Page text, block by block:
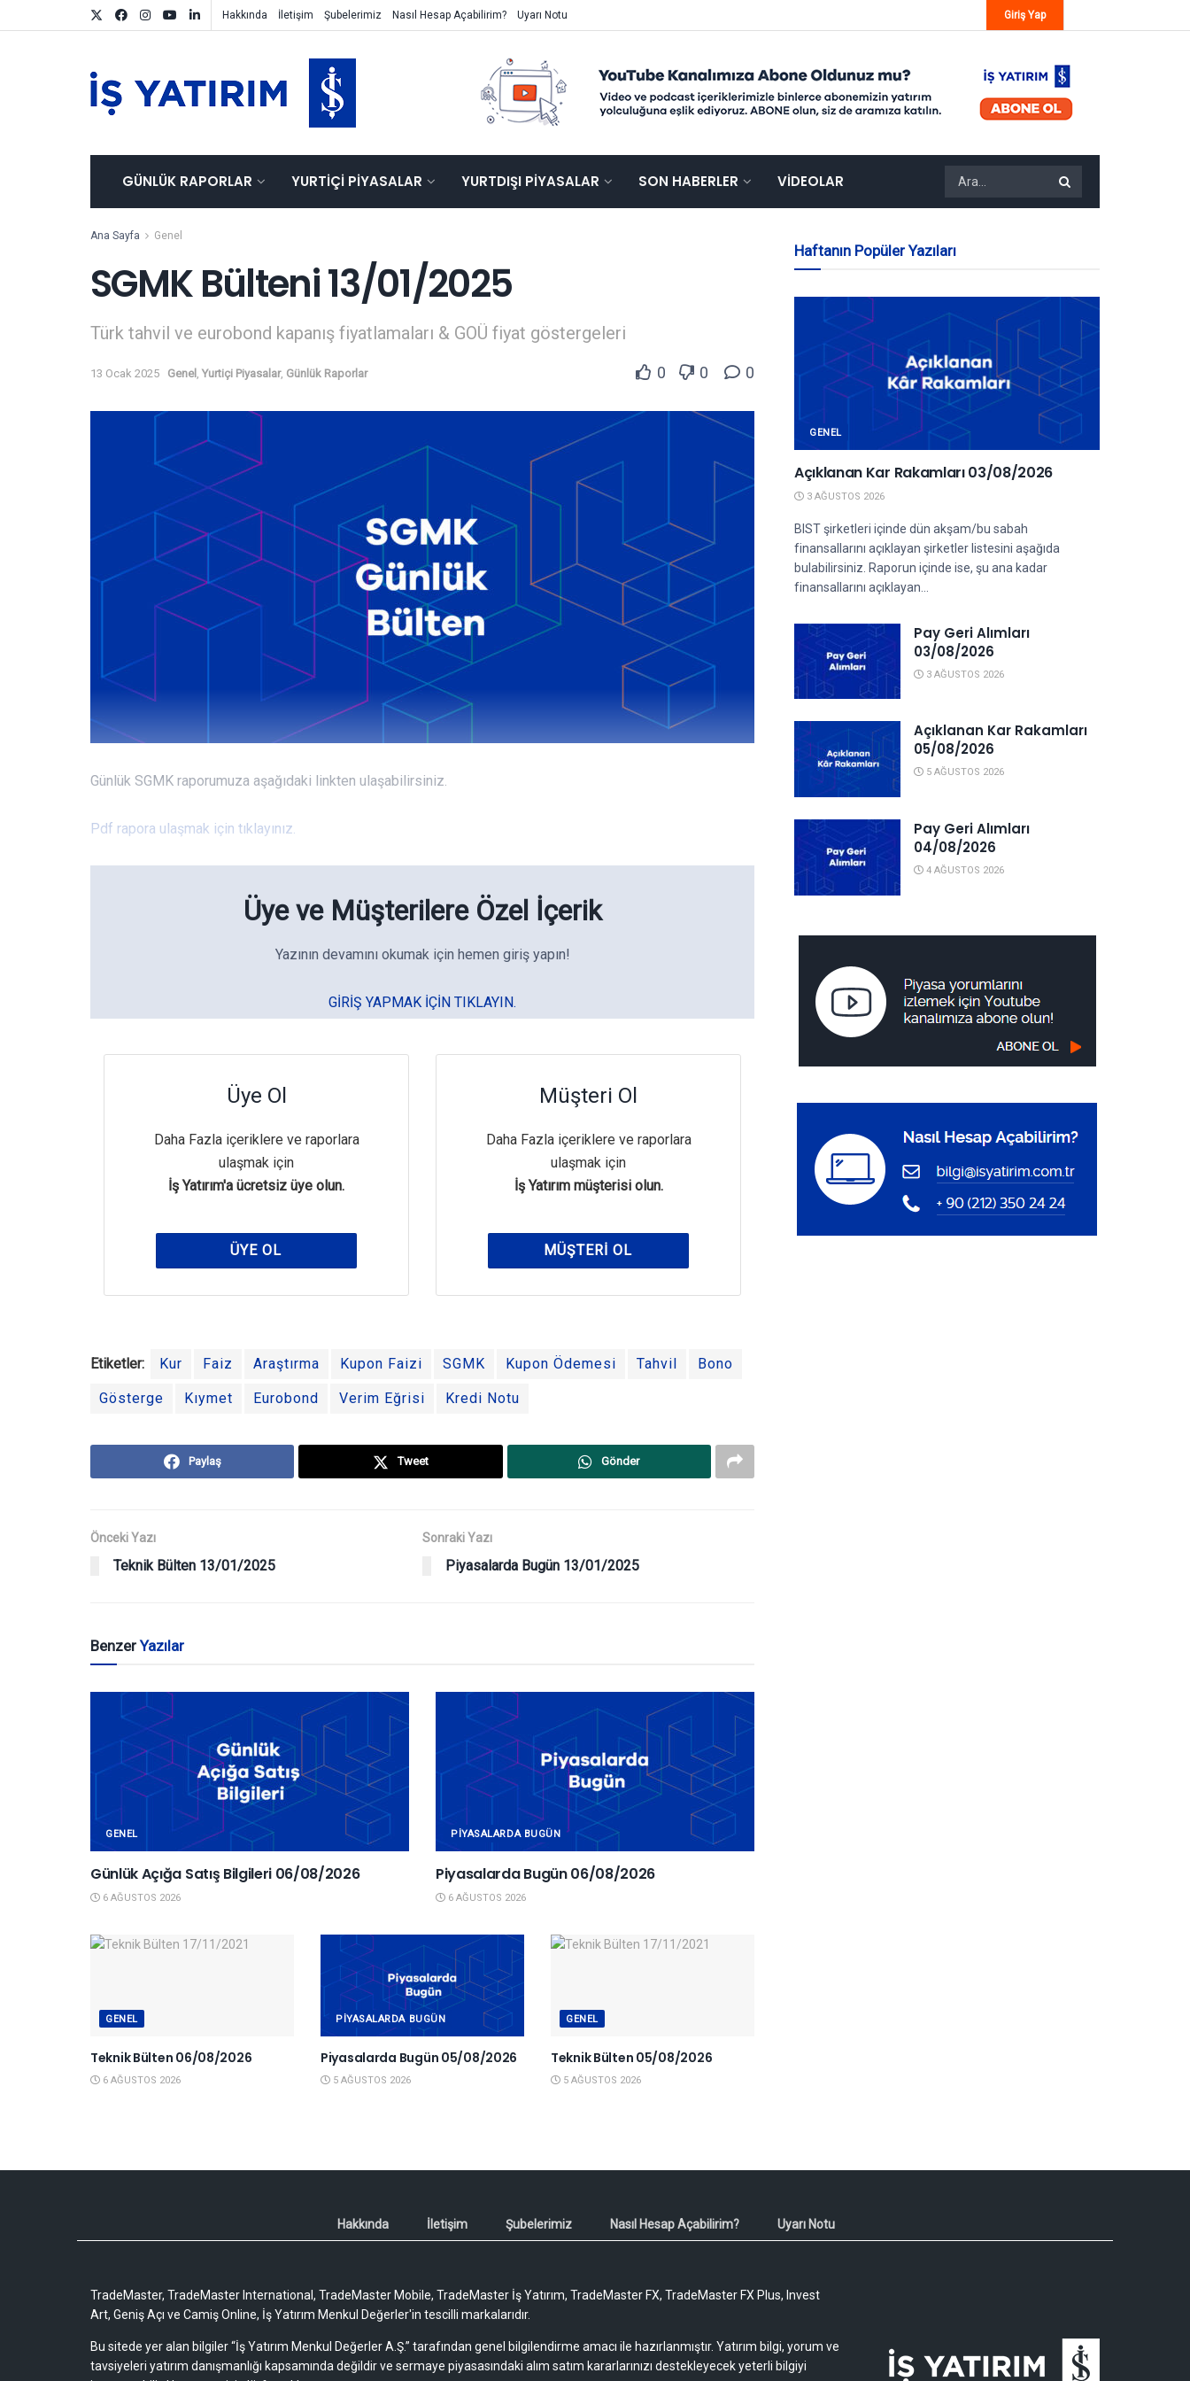
Hakkında İletişim Şubelerimiz Nasıl Hesap Açabilirim? Uyarı Notu Giriş Yap
GÜNLÜK RAPORLAR YURTIÇI PIYASALAR YURTDIŞI PIYASALAR SON HABERLER VIDEOLAR
Ana Sayfa Genel
SGMK Bülteni 13/01/2025
Türk tahvil ve eurobond kapanış fiyatlamaları & GOÜ fiyat göstergeleri
13 Ocak 2025 Genel Yurtiçi Piyasalar, Günlük Raporlar 0 0 0
Günlük SGMK raporumuza aşağıdaki linkten ulaşabilirsiniz.
Pdf rapora ulaşmak için tıklayınız.
Üye ve Müşterilere Özel İçerik
Yazının devamını okumak için hemen giriş yapın!
GIRIŞ YAPMAK IÇIN TIKLAYIN.
Üye Ol
Daha Fazla içeriklere ve raporlara
ulaşmak için
İş Yatırım'a ücretsiz üye olun.
ÜYE OL
Müşteri Ol
Daha Fazla içeriklere ve raporlara
ulaşmak için
İş Yatırım müşterisi olun.
MÜŞTERI OL
Etiketler: Kur Faiz Araştırma Kupon Faizi SGMK Kupon Ödemesi Tahvil Bono
Gösterge Kıymet Eurobond Verim Eğrisi Kredi Notu
Paylaş Tweet Gönder
Önceki Yazı
Teknik Bülten 13/01/2025
Sonraki Yazı
Piyasalarda Bugün 13/01/2025
BenzerYazılar
GENEL
Günlük Açığa Satış Bilgileri 06/08/2026
6 AĞUSTOS 2026
PIYASALARDA BUGÜN
Piyasalarda Bugün 06/08/2026
6 AĞUSTOS 2026
GENEL
Teknik Bülten 06/08/2026
6 AĞUSTOS 2026
PIYASALARDA BUGÜN
Piyasalarda Bugün 05/08/2026
5 AĞUSTOS 2026
GENEL
Teknik Bülten 05/08/2026
5 AĞUSTOS 2026
Haftanın Popüler Yazıları
GENEL
Açıklanan Kar Rakamları 03/08/2026
3 AĞUSTOS 2026
BIST şirketleri içinde dün akşam/bu sabah
finansallarını açıklayan şirketler listesini aşağıda
bulabilirsiniz. Raporun içinde ise, şu ana kadar
finansallarını açıklayan...
Pay Geri Alımları
03/08/2026
3 AĞUSTOS 2026
Açıklanan Kar Rakamları
05/08/2026
5 AĞUSTOS 2026
Pay Geri Alımları
04/08/2026
4 AĞUSTOS 2026
Hakkında İletişim Şubelerimiz Nasıl Hesap Açabilirim? Uyarı Notu
TradeMaster, TradeMaster International, TradeMaster Mobile, TradeMaster İş Yatırım, TradeMaster FX, TradeMaster FX Plus, Invest
Art, Geniş Açı ve Camiş Online, İş Yatırım Menkul Değerler'in tescilli markalarıdır.
Bu sitede yer alan bilgiler “İş Yatırım Menkul Değerler A.Ş.” tarafından genel bilgilendirme amacı ile hazırlanmıştır. Yatırım bilgi, yorum ve
tavsiyeleri yatırım danışmanlığı kapsamında değildir ve sermaye piyasasındaki alım satım kararlarınızı destekleyecek yeterli bilgiyi